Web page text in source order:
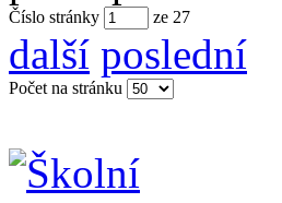
Číslo stránky ze 27
další poslední
Počet na stránku